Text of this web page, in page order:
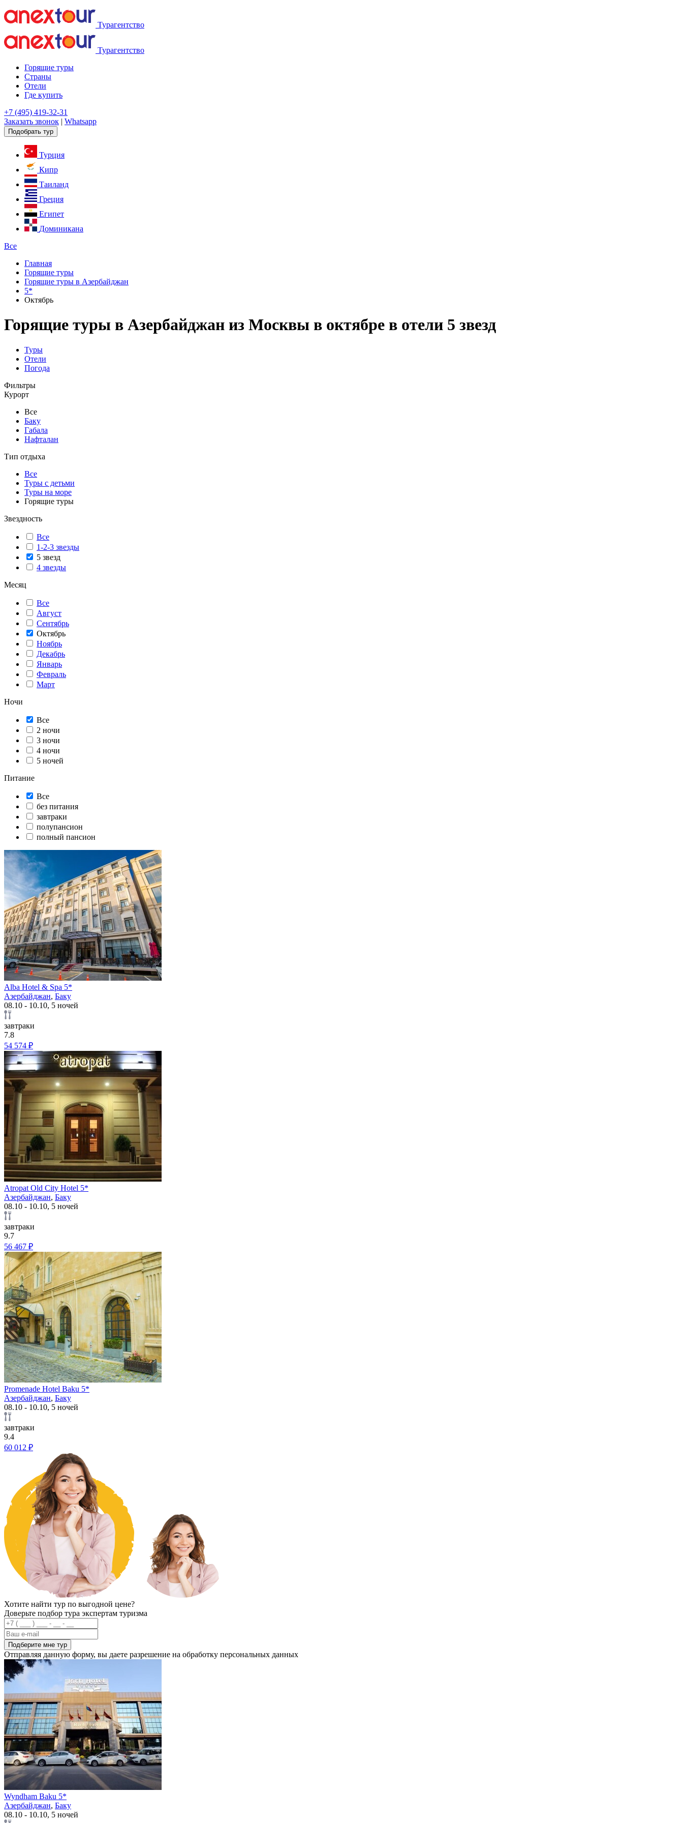
Турагентство
Турагентство
Горящие туры
Страны
Отели
Где купить
+7 (495) 419-32-31
Заказать звонок | Whatsapp
Подобрать тур
Турция
Кипр
Таиланд
Греция
Египет
Доминикана
Все
Главная
Горящие туры
Горящие туры в Азербайджан
5*
Октябрь
Горящие туры в Азербайджан из Москвы в октябре в отели 5 звезд
Туры
Отели
Погода
Фильтры
Курорт
Все
Баку
Габала
Нафталан
Тип отдыха
Все
Туры с детьми
Туры на море
Горящие туры
Звездность
Все
1-2-3 звезды
5 звезд
4 звезды
Месяц
Все
Август
Сентябрь
Октябрь
Ноябрь
Декабрь
Январь
Февраль
Март
Ночи
Все
2 ночи
3 ночи
4 ночи
5 ночей
Питание
Все
без питания
завтраки
полупансион
полный пансион
Alba Hotel & Spa 5*
Азербайджан, Баку
08.10 - 10.10, 5 ночей
завтраки
7.8
54 574 ₽
Atropat Old City Hotel 5*
Азербайджан, Баку
08.10 - 10.10, 5 ночей
завтраки
9.7
56 467 ₽
Promenade Hotel Baku 5*
Азербайджан, Баку
08.10 - 10.10, 5 ночей
завтраки
9.4
60 012 ₽
Хотите найти тур по выгодной цене?
Доверьте подбор тура экспертам туризма
Подберите мне тур
Отправляя данную форму, вы даете разрешение на обработку персональных данных
Wyndham Baku 5*
Азербайджан, Баку
08.10 - 10.10, 5 ночей